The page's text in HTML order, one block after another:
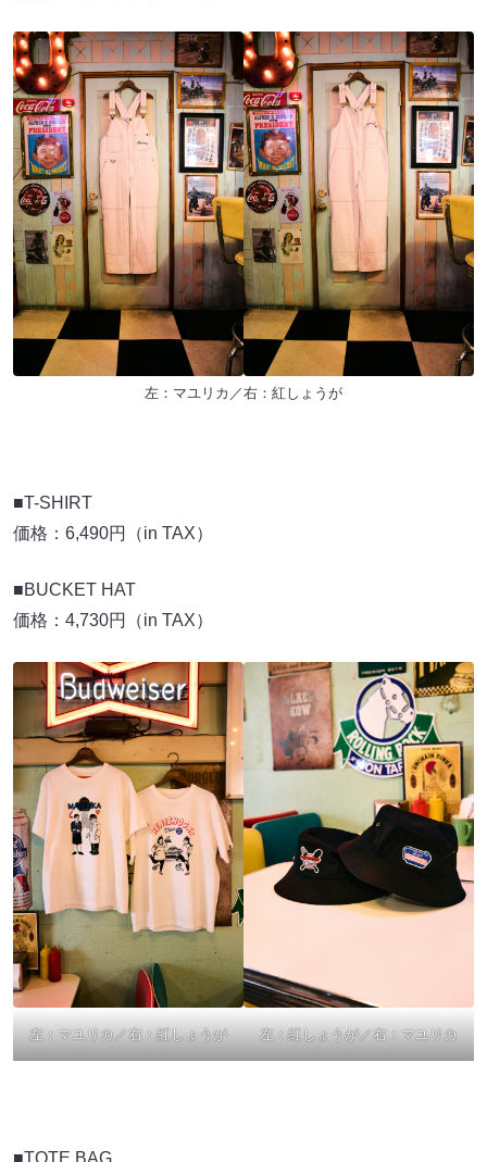
左：マユリカ／右：紅しょうが
■T-SHIRT
価格：6,490円（in TAX）
■BUCKET HAT
価格：4,730円（in TAX）
左：マユリカ／右：紅しょうが 左：紅しょうが／右：マユリカ